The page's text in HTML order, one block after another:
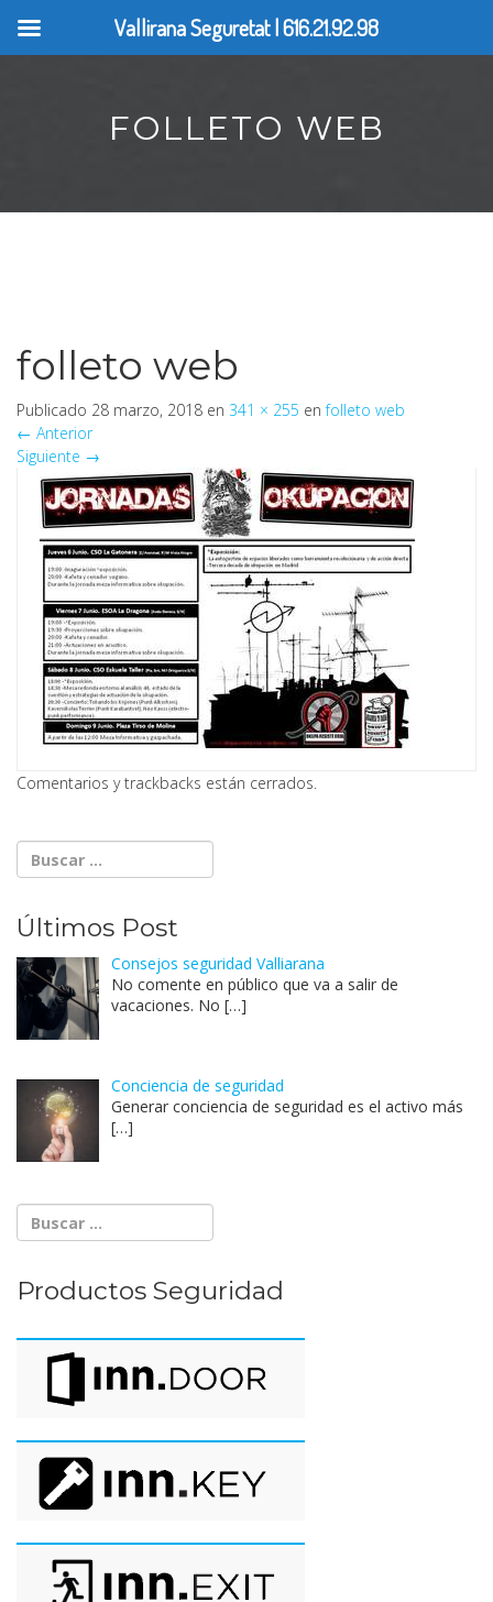
FOLLETO WEB
folleto web
Publicado 28 marzo, 2018 en 341 × 255 enfolleto web
← Anterior
Siguiente →
Comentarios y trackbacks están cerrados.
Últimos Post
Consejos seguridad Valliarana
No comente en público que va a salir de
vacaciones. No […]
Conciencia de seguridad
Generar conciencia de seguridad es el activo más
[…]
Productos Seguridad
Vallirana Seguretat | 616.21.92.98